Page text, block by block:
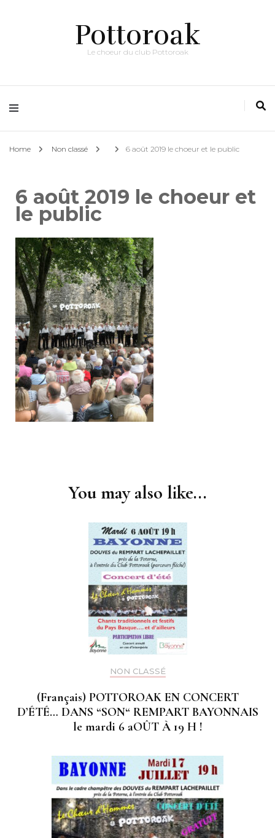
Pottoroak
Le choeur du club Pottoroak
Home Non classé 6 août 2019 le choeur et le public
6 août 2019 le choeur et
le public
You may also like...
NON CLASSÉ
(Français) POTTOROAK EN CONCERT
D’ÉTÉ… DANS “SON“ REMPART BAYONNAIS
le mardi 6 aOÛT À 19 H !